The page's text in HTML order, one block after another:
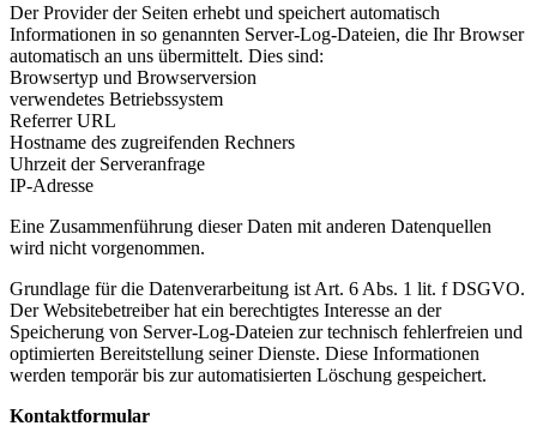
Der Provider der Seiten erhebt und speichert automatisch
Informationen in so genannten Server-Log-Dateien, die Ihr Browser
automatisch an uns übermittelt. Dies sind:
Browsertyp und Browserversion
verwendetes Betriebssystem
Referrer URL
Hostname des zugreifenden Rechners
Uhrzeit der Serveranfrage
IP-Adresse
Eine Zusammenführung dieser Daten mit anderen Datenquellen
wird nicht vorgenommen.
Grundlage für die Datenverarbeitung ist Art. 6 Abs. 1 lit. f DSGVO.
Der Websitebetreiber hat ein berechtigtes Interesse an der
Speicherung von Server-Log-Dateien zur technisch fehlerfreien und
optimierten Bereitstellung seiner Dienste. Diese Informationen
werden temporär bis zur automatisierten Löschung gespeichert.
Kontaktformular